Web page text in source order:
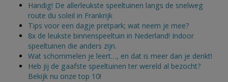
Handig! De allerleukste speeltuinen langs de snelweg
route du soleil in Frankrijk
Tips voor een dagje pretpark; wat neem je mee?
8x de leukste binnenspeeltuin in Nederland! Indoor
speeltuinen die anders zijn.
Wat schommelen je leert…, en dat is meer dan je denkt!
Heb jij de gaafste speeltuinen ter wereld al bezocht?
Bekijk nu onze top 10!